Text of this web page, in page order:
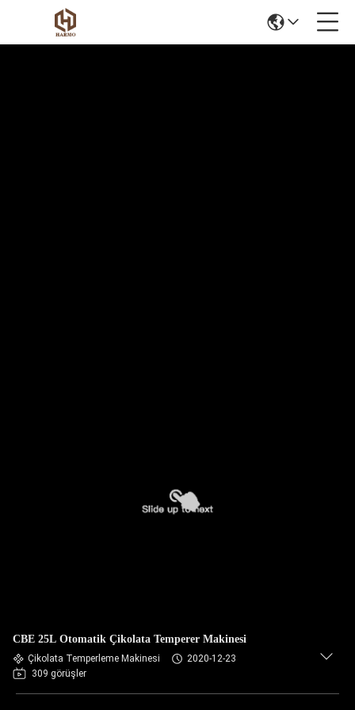
CBE 25L Otomatik Çikolata Temperer Makinesi
Çikolata Temperleme Makinesi
2020-12-23
309 görüşler